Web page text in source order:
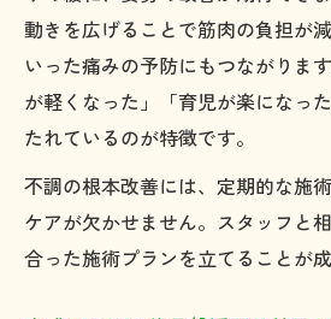
動きを広げることで筋肉の負担が
いった痛みの予防にもつながりま
が軽くなった」「育児が楽になっ
たれているのが特徴です。
不調の根本改善には、定期的な施
ケアが欠かせません。スタッフと
合った施術プランを立てることが